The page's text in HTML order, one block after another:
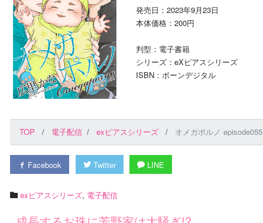
発売日：2023年9月23日
本体価格：200円
判型：電子書籍
シリーズ：eXピアスシリーズ
ISBN：ボーンデジタル
TOP 電子配信 exピアスシリーズ オメガポルノ episode055
Facebook Twitter LINE
exピアスシリーズ, 電子配信